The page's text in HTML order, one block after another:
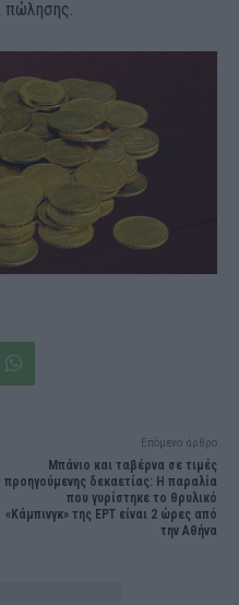
πώλησης.
Επόμενο άρθρο
Μπάνιο και ταβέρνα σε τιμές
προηγούμενης δεκαετίας: Η παραλία
που γυρίστηκε το θρυλικό
«Κάμπινγκ» της ΕΡΤ είναι 2 ώρες από
την Αθήνα